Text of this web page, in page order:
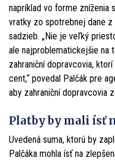
napríklad vo forme zníženia
vratky zo spotrebnej dane
sadzieb. „Nie je veľký
ale najproblematickejšie na
zahraniční dopravcovia,
cent,“ povedal Palčák pre
aby zahraniční dopravcovia
Platby by mali ísť
Uvedená suma, ktorú by
Palčáka mohla ísť na